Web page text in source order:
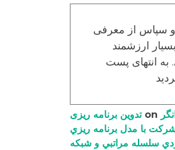
و سپاس از معرفی
ارزشمند
به انتهای پست
تدوین برنامه ریزی
شرکت با مدل برنامه ریزي
سلسله مراتبي و شبکه